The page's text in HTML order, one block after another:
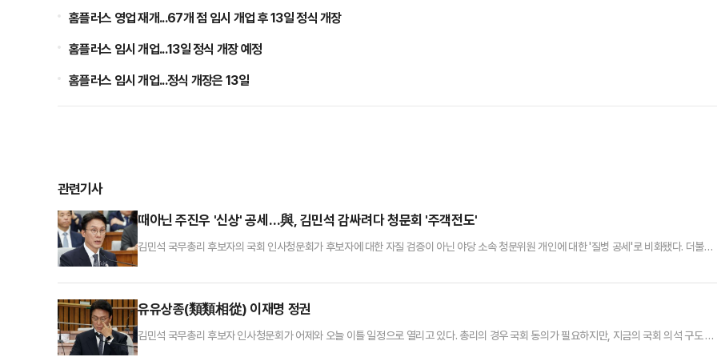
홈플러스 영업 재개...67개 점 임시 개업 후 13일 정식 개장
홈플러스 임시 개업...13일 정식 개장 예정
홈플러스 임시 개업...정식 개장은 13일
관련기사
때아닌 주진우 '신상' 공세…與, 김민석 감싸려다 청문회 '주객전도'
김민석 국무총리 후보자의 국회 인사청문회가 후보자에 대한 자질 검증이 아닌 야당 소속 청문위원 개인에 대한 '질병 공세'로 비화됐다. 더불어
판이 나온다.박선원 민주당 의원은 24일 국회에서 열린 김 후보자 인사청문회에서 주진우 국민의힘 의원의 병역 면제 사유가 된 '급성 간염'을
유유상종(類類相從) 이재명 정권
김민석 국무총리 후보자 인사청문회가 어제와 오늘 이틀 일정으로 열리고 있다. 총리의 경우 국회 동의가 필요하지만, 지금의 국회 의석 구도 하